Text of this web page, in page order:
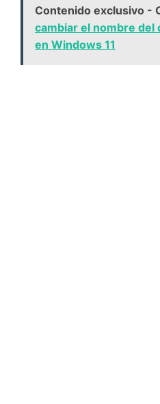
Contenido exclusivo -
cambiar el nombre
en Windows 11